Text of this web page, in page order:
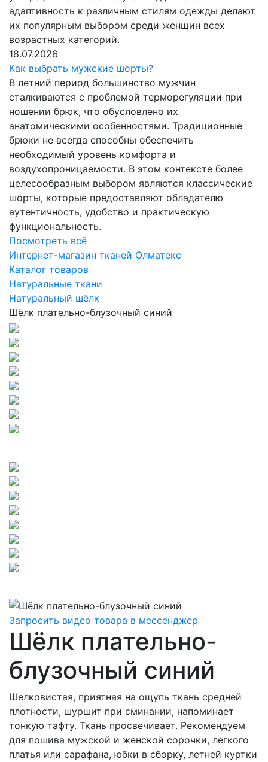
адаптивность к различным стилям одежды делают
их популярным выбором среди женщин всех
возрастных категорий.
18.07.2026
Как выбрать мужские шорты?
В летний период большинство мужчин
сталкиваются с проблемой терморегуляции при
ношении брюк, что обусловлено их
анатомическими особенностями. Традиционные
брюки не всегда способны обеспечить
необходимый уровень комфорта и
воздухопроницаемости. В этом контексте более
целесообразным выбором являются классические
шорты, которые предоставляют обладателю
аутентичность, удобство и практическую
функциональность.
Посмотреть всё
Интернет-магазин тканей Олматекс
Каталог товаров
Натуральные ткани
Натуральный шёлк
Шёлк плательно-блузочный синий
Запросить видео товара в мессенджер
Шёлк плательно-
блузочный синий
Шелковистая, приятная на ощупь ткань средней
плотности, шуршит при сминании, напоминает
тонкую тафту. Ткань просвечивает. Рекомендуем
для пошива мужской и женской сорочки, легкого
платья или сарафана, юбки в сборку, летней куртки